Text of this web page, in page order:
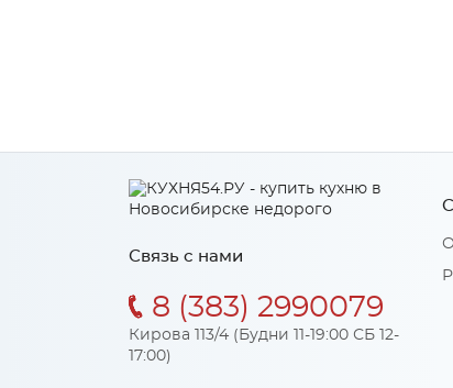
Связь с нами
8 (383) 2990079
Кирова 113/4 (Будни 11-19:00 СБ 12-
17:00)